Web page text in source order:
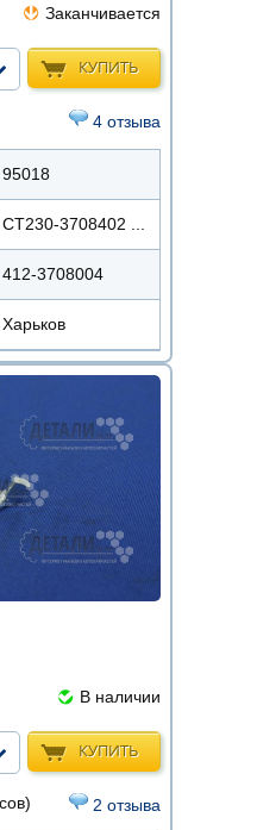
Заканчивается
КУПИТЬ
4 отзыва
95018
СТ230-3708402 ...
412-3708004
Харьков
В наличии
КУПИТЬ
2 отзыва